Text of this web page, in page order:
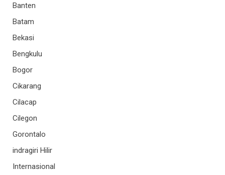
Banten
Batam
Bekasi
Bengkulu
Bogor
Cikarang
Cilacap
Cilegon
Gorontalo
indragiri Hilir
Internasional